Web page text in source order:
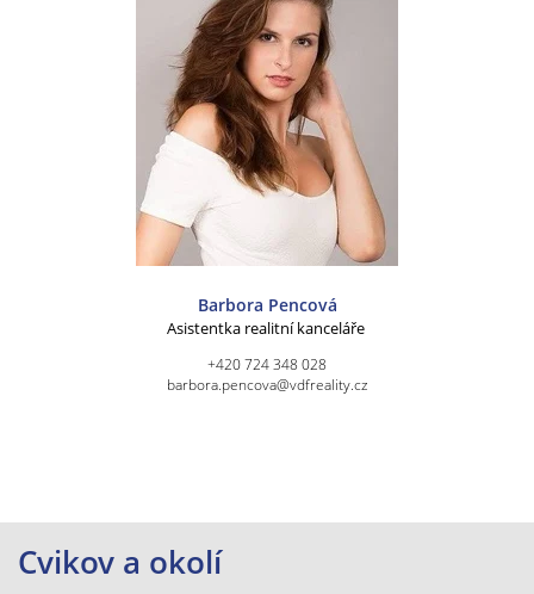
Barbora Pencová
Asistentka realitní kanceláře
+420 724 348 028
barbora.pencova@vdfreality.cz
Cvikov a okolí